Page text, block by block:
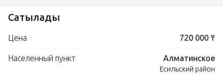
Сатылады
Цена 720 000 ₸
Населенный пункт Алматинское
Есильский район